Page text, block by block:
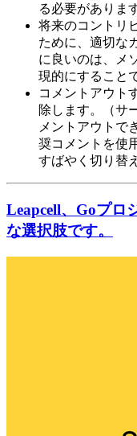
る必要がありま
将来のコントリ
ために、適切な
に良いのは、メ
現的にすること
コメントアウト
除します。（サ
メントアウトで
奨コメントを使
すばやく切り替
Leapcell、Goプロ
な選択肢です。